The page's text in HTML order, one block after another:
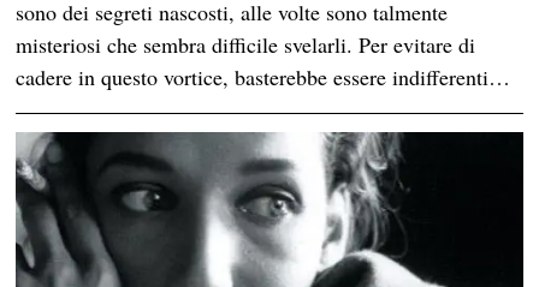
sono dei segreti nascosti, alle volte sono talmente
misteriosi che sembra difficile svelarli. Per evitare di
cadere in questo vortice, basterebbe essere indifferenti…